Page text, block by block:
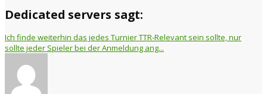
Dedicated servers sagt:
Ich finde weiterhin das jedes Turnier TTR-Relevant sein sollte, nur
sollte jeder Spieler bei der Anmeldung ang...